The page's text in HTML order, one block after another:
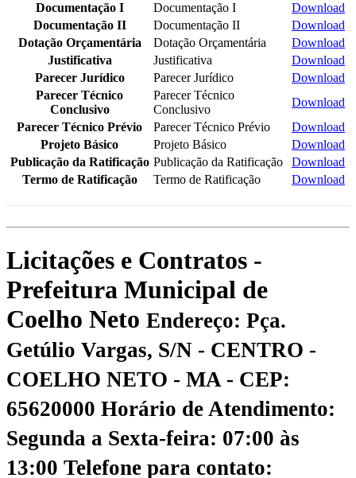
Documentação I
Documentação I
Download
Documentação II
Documentação II
Download
Dotação Orçamentária
Dotação Orçamentária
Download
Justificativa
Justificativa
Download
Parecer Jurídico
Parecer Jurídico
Download
Parecer Técnico
Conclusivo
Parecer Técnico
Conclusivo
Download
Parecer Técnico Prévio
Parecer Técnico Prévio
Download
Projeto Básico
Projeto Básico
Download
Publicação da Ratificação Publicação da Ratificação
Download
Termo de Ratificação
Termo de Ratificação Download
Licitações e Contratos -
Prefeitura Municipal de
Coelho Neto Endereço: Pça.
Getúlio Vargas, S/N - CENTRO -
COELHO NETO - MA - CEP:
65620000 Horário de Atendimento:
Segunda a Sexta-feira: 07:00 às
13:00 Telefone para contato: